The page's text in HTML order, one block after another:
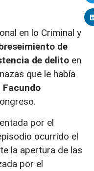
en lo Criminal y
de
de delito en
que le había
Facundo
por el
ocurrido el
la apertura de las
por el